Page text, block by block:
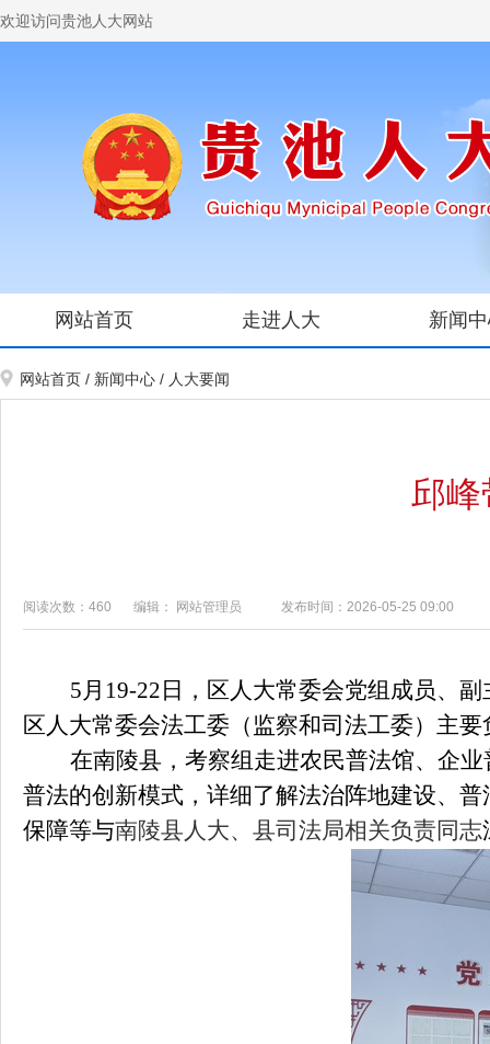
欢迎访问贵池人大网站
网站首页 走进人大 新闻
网站首页 / 新闻中心 / 人大要闻
邱峰
阅读次数：460 编辑： 网站管理员 发布时间：2026-05-25 09:00
5月19-22日，区人大常委会党组成员、
区人大常委会法工委（监察和司法工委）主
在南陵县，考察组走进农民普法馆、企
普法的创新模式，详细了解法治阵地建设、
保障等与南陵县人大、县司法局相关负责同志